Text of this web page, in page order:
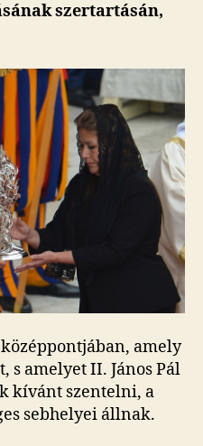
szertartásán,
amely
s amelyet II. János Pál
kívánt szentelni, a
sebhelyei állnak.